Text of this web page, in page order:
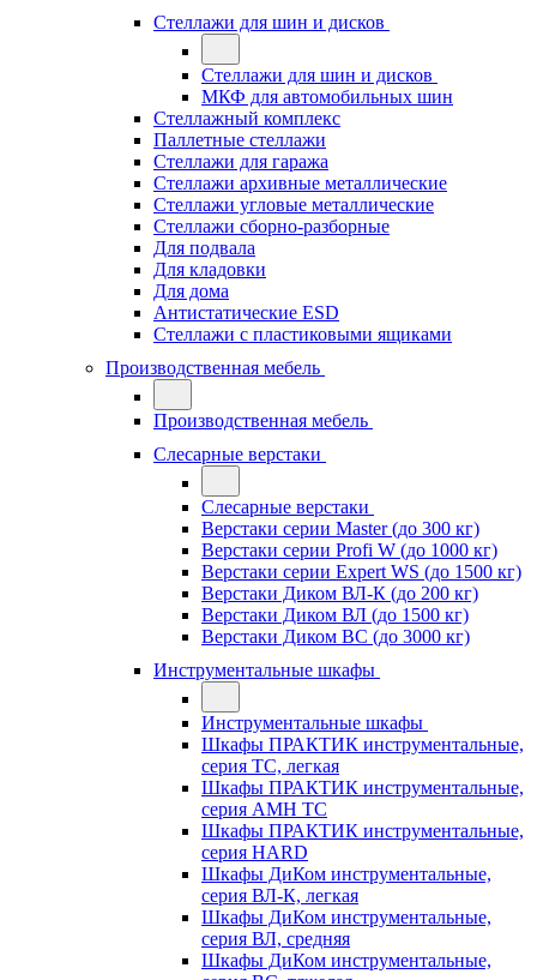
Стеллажи для шин и дисков
Стеллажи для шин и дисков
МКФ для автомобильных шин
Стеллажный комплекс
Паллетные стеллажи
Стеллажи для гаража
Стеллажи архивные металлические
Стеллажи угловые металлические
Стеллажи сборно-разборные
Для подвала
Для кладовки
Для дома
Антистатические ESD
Стеллажи с пластиковыми ящиками
Производственная мебель
Производственная мебель
Слесарные верстаки
Слесарные верстаки
Верстаки серии Master (до 300 кг)
Верстаки серии Profi W (до 1000 кг)
Верстаки серии Expert WS (до 1500 кг)
Верстаки Диком ВЛ-К (до 200 кг)
Верстаки Диком ВЛ (до 1500 кг)
Верстаки Диком ВС (до 3000 кг)
Инструментальные шкафы
Инструментальные шкафы
Шкафы ПРАКТИК инструментальные,
серия TC, легкая
Шкафы ПРАКТИК инструментальные,
серия AMH TC
Шкафы ПРАКТИК инструментальные,
серия HARD
Шкафы ДиКом инструментальные,
cерия ВЛ-К, легкая
Шкафы ДиКом инструментальные,
серия ВЛ, средняя
Шкафы ДиКом инструментальные,